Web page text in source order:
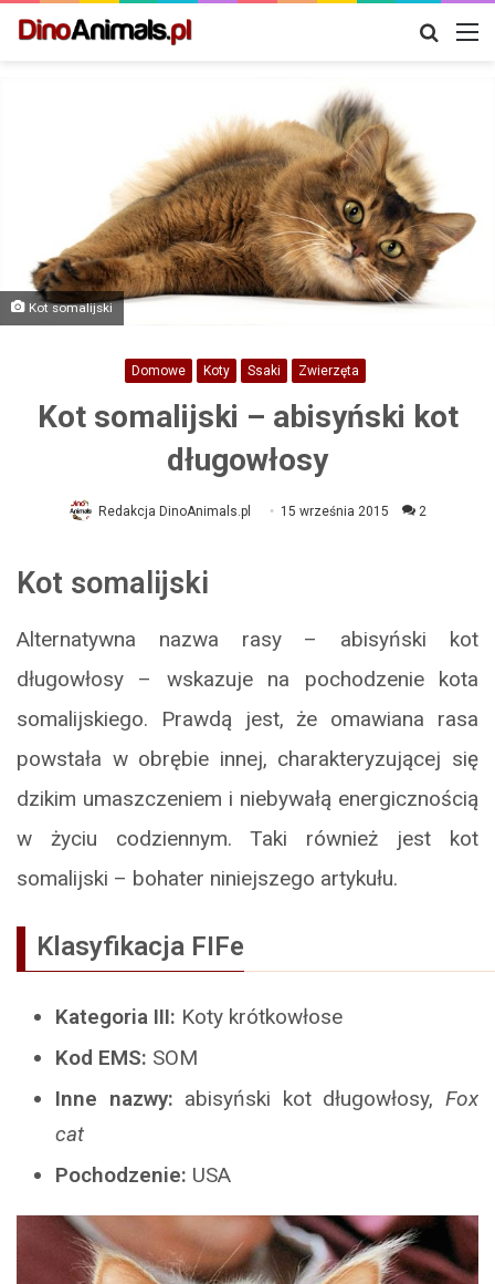
Szukaj
Kot somalijski
Domowe Koty Ssaki Zwierzęta
Kot somalijski – abisyński kot
długowłosy
Redakcja DinoAnimals.pl 15 września 2015 2
Kot somalijski
Alternatywna nazwa rasy – abisyński kot
długowłosy – wskazuje na pochodzenie kota
somalijskiego. Prawdą jest, że omawiana rasa
powstała w obrębie innej, charakteryzującej się
dzikim umaszczeniem i niebywałą energicznością
w życiu codziennym. Taki również jest kot
somalijski – bohater niniejszego artykułu.
Klasyfikacja FIFe
Kategoria III: Koty krótkowłose
Kod EMS: SOM
Inne nazwy: abisyński kot długowłosy,Fox
cat
Pochodzenie: USA